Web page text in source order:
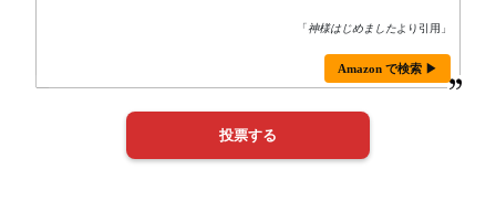
「神様はじめましたより引用」
Amazon で検索 ▶